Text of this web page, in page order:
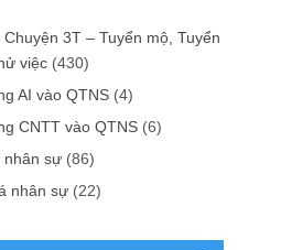
Chuyện 3T – Tuyển mộ, Tuyển
việc (430)
AI vào QTNS (4)
CNTT vào QTNS (6)
nhân sự (86)
nhân sự (22)